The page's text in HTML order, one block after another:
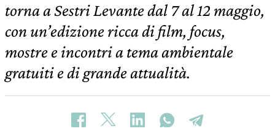
torna a Sestri Levante dal 7 al 12 maggio,
con un’edizione ricca di film, focus,
mostre e incontri a tema ambientale
gratuiti e di grande attualità.